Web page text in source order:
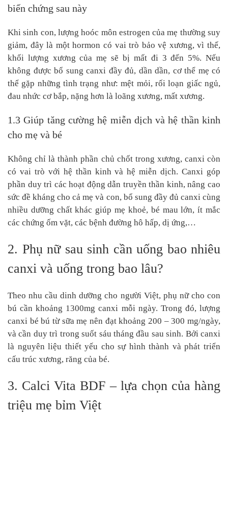
biến chứng sau này
Khi sinh con, lượng hoóc môn estrogen của mẹ thường suy
giảm, đây là một hormon có vai trò bảo vệ xương, vì thế,
khối lượng xương của mẹ sẽ bị mất đi 3 đến 5%. Nếu
không được bổ sung canxi đầy đủ, dần dần, cơ thể mẹ có
thể gặp những tình trạng như: mệt mỏi, rối loạn giấc ngủ,
đau nhức cơ bắp, nặng hơn là loãng xương, mất xương.
1.3 Giúp tăng cường hệ miễn dịch và hệ thần kinh
cho mẹ và bé
Không chỉ là thành phần chủ chốt trong xương, canxi còn
có vai trò với hệ thần kinh và hệ miễn dịch. Canxi góp
phần duy trì các hoạt động dẫn truyền thần kinh, nâng cao
sức đề kháng cho cả mẹ và con, bổ sung đầy đủ canxi cùng
nhiều dưỡng chất khác giúp mẹ khoẻ, bé mau lớn, ít mắc
các chứng ốm vặt, các bệnh đường hô hấp, dị ứng,…
2. Phụ nữ sau sinh cần uống bao nhiêu
canxi và uống trong bao lâu?
Theo nhu cầu dinh dưỡng cho người Việt, phụ nữ cho con
bú cần khoảng 1300mg canxi mỗi ngày. Trong đó, lượng
canxi bé bú từ sữa mẹ nên đạt khoảng 200 – 300 mg/ngày,
và cần duy trì trong suốt sáu tháng đầu sau sinh. Bởi canxi
là nguyên liệu thiết yếu cho sự hình thành và phát triển
cấu trúc xương, răng của bé.
3. Calci Vita BDF – lựa chọn của hàng
triệu mẹ bỉm Việt